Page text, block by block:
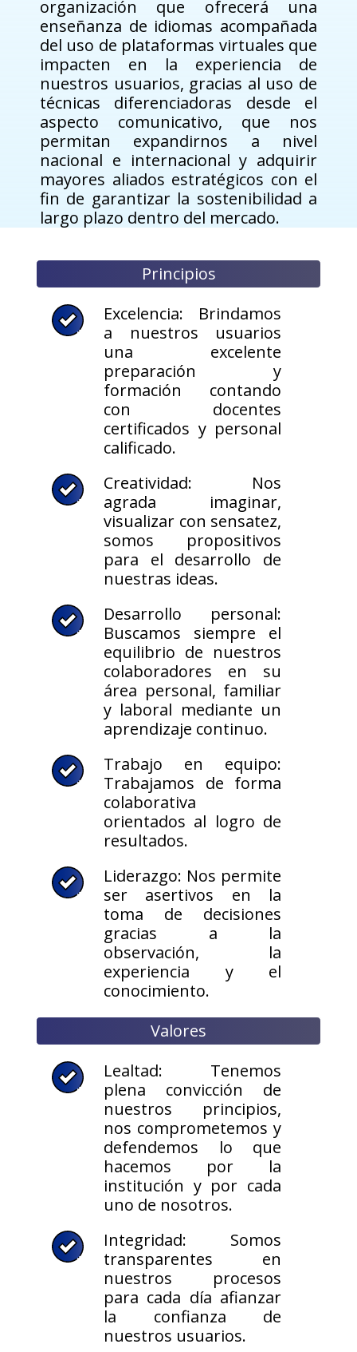
organización que ofrecerá una
enseñanza de idiomas acompañada
del uso de plataformas virtuales que
impacten en la experiencia de
nuestros usuarios, gracias al uso de
técnicas diferenciadoras desde el
aspecto comunicativo, que nos
permitan expandirnos a nivel
nacional e internacional y adquirir
mayores aliados estratégicos con el
fin de garantizar la sostenibilidad a
largo plazo dentro del mercado.
Principios
Excelencia: Brindamos
a nuestros usuarios
una excelente
preparación y
formación contando
con docentes
certificados y personal
calificado.
Creatividad: Nos
agrada imaginar,
visualizar con sensatez,
somos propositivos
para el desarrollo de
nuestras ideas.
Desarrollo personal:
Buscamos siempre el
equilibrio de nuestros
colaboradores en su
área personal, familiar
y laboral mediante un
aprendizaje continuo.
Trabajo en equipo:
Trabajamos de forma
colaborativa
orientados al logro de
resultados.
Liderazgo: Nos permite
ser asertivos en la
toma de decisiones
gracias a la
observación, la
experiencia y el
conocimiento.
Valores
Lealtad: Tenemos
plena convicción de
nuestros principios,
nos comprometemos y
defendemos lo que
hacemos por la
institución y por cada
uno de nosotros.
Integridad: Somos
transparentes en
nuestros procesos
para cada día afianzar
la confianza de
nuestros usuarios.